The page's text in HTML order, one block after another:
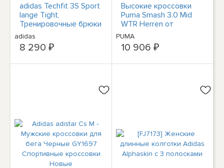
adidas Techfit 3S Sport
lange Tight,
Тренировочные брюки
для фитнеса Laufen,
Колготки, GM2850 /J4
adidas
8 290 ₽
Высокие кроссовки
Puma Smash 3.0 Mid
WTR Herren от
Schwarz
PUMA
10 906 ₽